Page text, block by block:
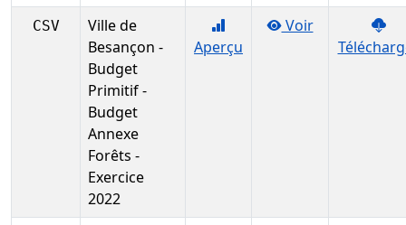
CSV
Ville de
Besançon -
Budget
Primitif -
Budget
Annexe
Forêts -
Exercice
2022
Aperçu
Voir